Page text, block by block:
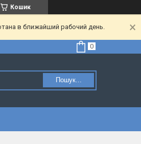
Кошик
в ближайший рабочий день.
Пошук...